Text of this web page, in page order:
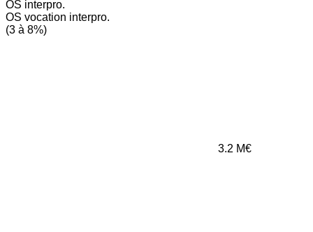
OS interpro.
OS vocation interpro.
(3 à 8%)
3.2 M€